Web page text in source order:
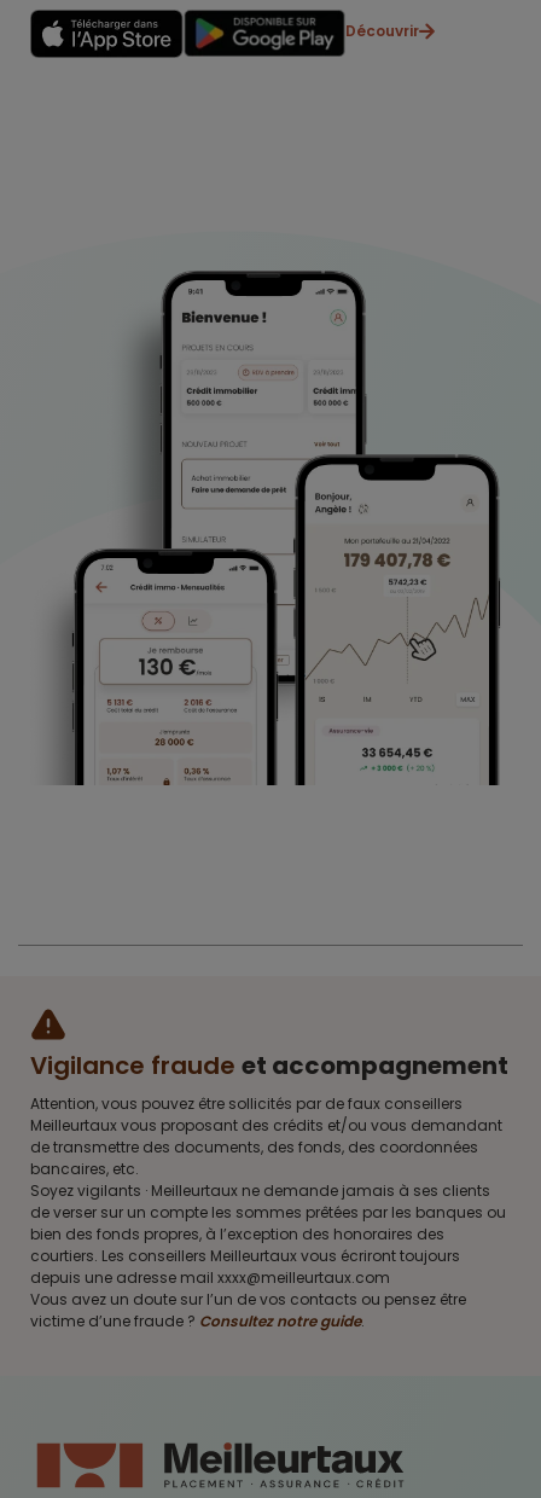
Découvrir
Vigilance fraude et accompagnement
Attention, vous pouvez être sollicités par de faux conseillers
Meilleurtaux vous proposant des crédits et/ou vous demandant
de transmettre des documents, des fonds, des coordonnées
bancaires, etc.
Soyez vigilants · Meilleurtaux ne demande jamais à ses clients
de verser sur un compte les sommes prêtées par les banques ou
bien des fonds propres, à l’exception des honoraires des
courtiers. Les conseillers Meilleurtaux vous écriront toujours
depuis une adresse mail xxxx@meilleurtaux.com
Vous avez un doute sur l’un de vos contacts ou pensez être
victime d’une fraude ? Consultez notre guide.